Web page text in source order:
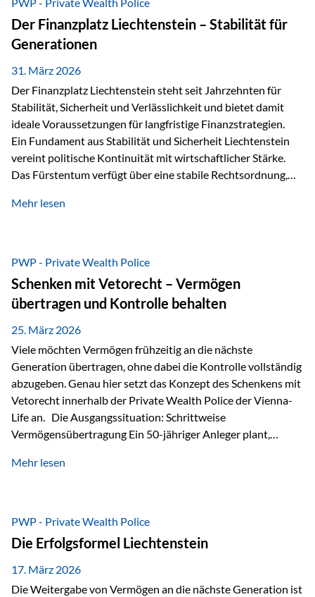
heißt das:Diese Gelder gehören im Konkursfall nicht zur
allgemeinen Konkursmasse, sondern werden ausschließlich
zur Erfüllung…
Der Finanzplatz Liechtenstein – Stabilität für
Generationen
31. März 2026
Der Finanzplatz Liechtenstein steht seit Jahrzehnten für
Stabilität, Sicherheit und Verlässlichkeit und bietet damit
ideale Voraussetzungen für langfristige Finanzstrategien.
Ein Fundament aus Stabilität und Sicherheit Liechtenstein
vereint politische Kontinuität mit wirtschaftlicher Stärke.
Das Fürstentum verfügt über eine stabile Rechtsordnung,
monarchischen Elementen basiert. Diese Struktur schafft
und Unternehmen. Ein wesentliches Merkmal ist die
Staatsfinanzierung: Liechtenstein weist keine
Staatsschulden auf, und der Schutz der wirtschaftlichen
Interessen der Bevölkerung ist in der Verfassung verankert.
Besonders hervorzuheben ist hierbei Artikel 14 der
liechtensteinischen Verfassung. Darin…
Mehr lesen
PWP - Private Wealth Police
Schenken mit Vetorecht – Vermögen
übertragen und Kontrolle behalten
25. März 2026
Viele möchten Vermögen frühzeitig an die nächste
Generation übertragen, ohne dabei die Kontrolle vollständig
abzugeben. Genau hier setzt das Konzept des Schenkens mit
Vetorecht innerhalb der Private Wealth Police der Vienna-
Life an. Die Ausgangssituation: Schrittweise
Vermögensübertragung Ein 50-jähriger Anleger plant,
der steuerliche Freibetrag optimal genutzt werden, sondern
strukturierte, langfristige Vermögensübertragung, ohne die
Kontrolle vollständig aus der Hand zu geben. Die Lösung:
Abschmelzung mit Vetorecht Die Umsetzung erfolgt über die
Private Wealth Police…
Mehr lesen
PWP - Private Wealth Police
Die Erfolgsformel Liechtenstein
17. März 2026
Die Weitergabe von Vermögen an die nächste Generation ist